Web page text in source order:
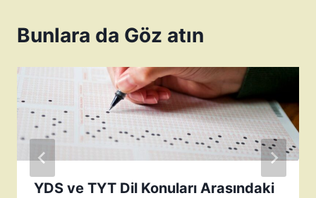
Bunlara da Göz atın
YDS ve TYT Dil Konuları Arasındaki